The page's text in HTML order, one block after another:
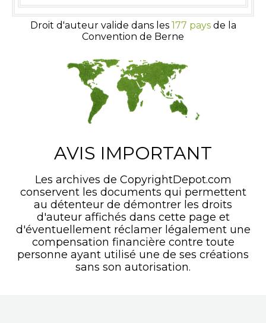
Droit d'auteur valide dans les 177 paysde la
Convention de Berne
AVIS IMPORTANT
Les archives de CopyrightDepot.com
conservent les documents qui permettent
au détenteur de démontrer les droits
d'auteur affichés dans cette page et
d'éventuellement réclamer légalement une
compensation financière contre toute
personne ayant utilisé une de ses créations
sans son autorisation.